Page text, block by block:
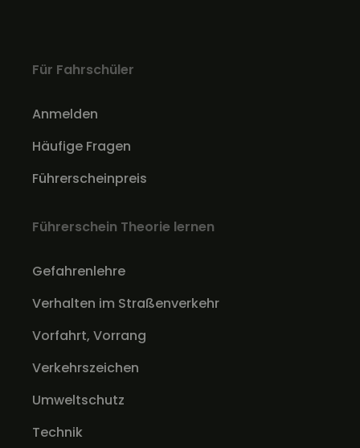
Für Fahrschüler
Anmelden
Häufige Fragen
Führerscheinpreis
Führerschein Theorie lernen
Gefahrenlehre
Verhalten im Straßenverkehr
Vorfahrt, Vorrang
Verkehrszeichen
Umweltschutz
Technik